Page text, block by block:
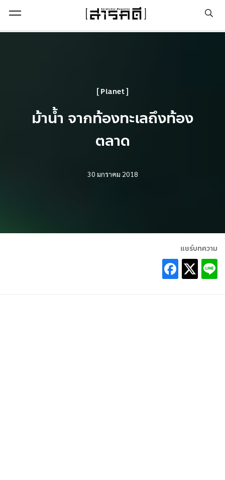
Planet
ม้าน้ำ จากท้องทะเลถึงท้อง
ตลาด
30 มกราคม 2018
แชร์บทความ